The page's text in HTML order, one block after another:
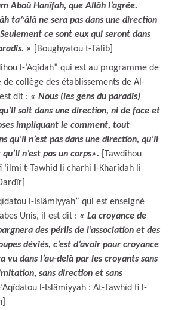
Aboû Hanîfah, que Allâh l’agrée.
ta^âlâ ne sera pas dans une direction
ce sont eux qui seront dans
»
[Boughyatou t-Tâlib]
l-‘Aqîdah” qui est au programme de
de collège des établissements de Al-
dit : « Nous (les gens du paradis)
soit dans une direction, ni de face et
impliquant le comment, tout
qu’Il n’est pas dans une direction, qu’Il
n’est pas un corps».
[Tawdîhou
‘ilmi t-Tawhîd li charhi l-Kharîdah li
l-Islâmiyyah” qui est enseigné
Unis, il est dit : « La croyance de
des périls de l’association et des
déviés, c’est d’avoir pour croyance
vu dans l’au-delà par les croyants sans
sans direction et sans
l-Islâmiyyah : At-Tawhîd fi l-